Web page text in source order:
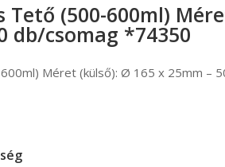
Tető (500-600ml)
db/csomag *74350
Méret (külső): Ø 165 x 25mm –